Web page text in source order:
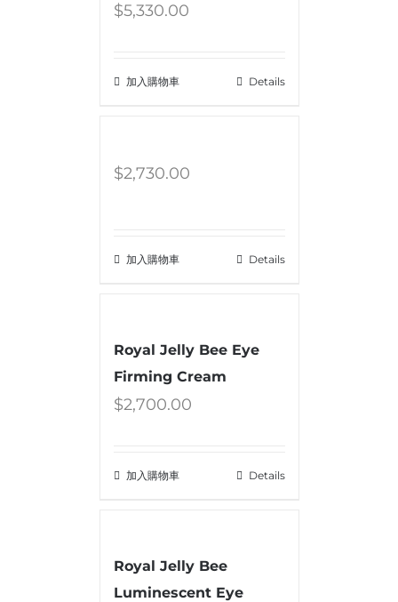
$5,330.00
加入購物車 Details
$2,730.00
加入購物車 Details
Royal Jelly Bee Eye
Firming Cream
$2,700.00
加入購物車 Details
Royal Jelly Bee
Luminescent Eye